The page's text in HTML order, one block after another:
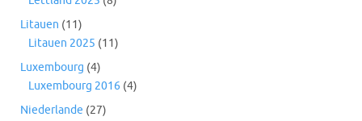
Litauen (11)
Litauen 2025 (11)
Luxembourg (4)
Luxembourg 2016 (4)
Niederlande (27)